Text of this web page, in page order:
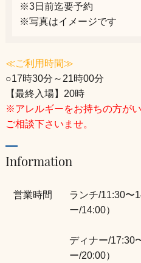
※3日前迄要予約
※写真はイメージです
≪ご利用時間≫
○17時30分～21時00分
【最終入場】20時
※アレルギーをお持ちの方が
ご相談下さいませ。
Information
営業時間
ランチ/11:30〜
ー/14:00）
ディナー/17:30
ー/20:00）